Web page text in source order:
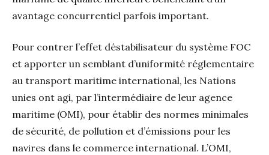
avantage concurrentiel parfois important.
Pour contrer l’effet déstabilisateur du système FOC
et apporter un semblant d’uniformité réglementaire
au transport maritime international, les Nations
unies ont agi, par l’intermédiaire de leur agence
maritime (OMI), pour établir des normes minimales
de sécurité, de pollution et d’émissions pour les
navires dans le commerce international. L’OMI,